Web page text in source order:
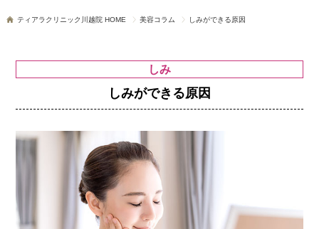
ティアラクリニック川越院 HOME 美容コラム しみができる原因
しみ
しみができる原因